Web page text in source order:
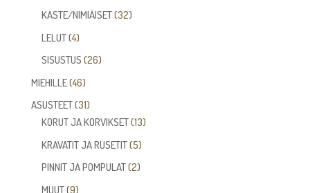
tuotetta
KASTE/NIMIÄISET 3232
LELUT 44
tuotetta
SISUSTUS 2626
MIEHILLE 4646
tuotetta
ASUSTEET 3131
tuotetta
KORUT JA KORVIKSET 1313
KRAVATIT JA RUSETIT 55
tuotetta
PINNIT JA POMPULAT 22
MUUT 99